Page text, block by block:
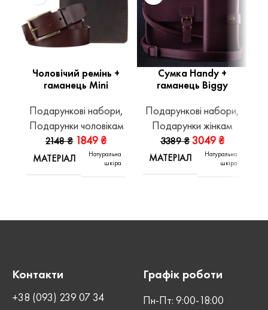
Чоловічий ремінь +
гаманець Mini
Подарункові набори,
Подарунки чоловікам
2148₴ 1849 ₴
МАТЕРІАЛ
Натуральна
шкіра
Сумка Handy +
гаманець Biggy
Подарункові набори,
Подарунки жінкам
3389₴ 3049 ₴
МАТЕРІАЛ
Натуральна
шкіра
Контакти
+38 (093) 239 07 34
Графік роботи
Пн-Пт: 9:00-18:00